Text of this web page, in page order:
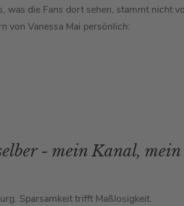
was die Fans dort sehen, stammt nicht
von Vanessa Mai persönlich:
- mein Kanal,
Sparsamkeit trifft Maßlosigkeit.